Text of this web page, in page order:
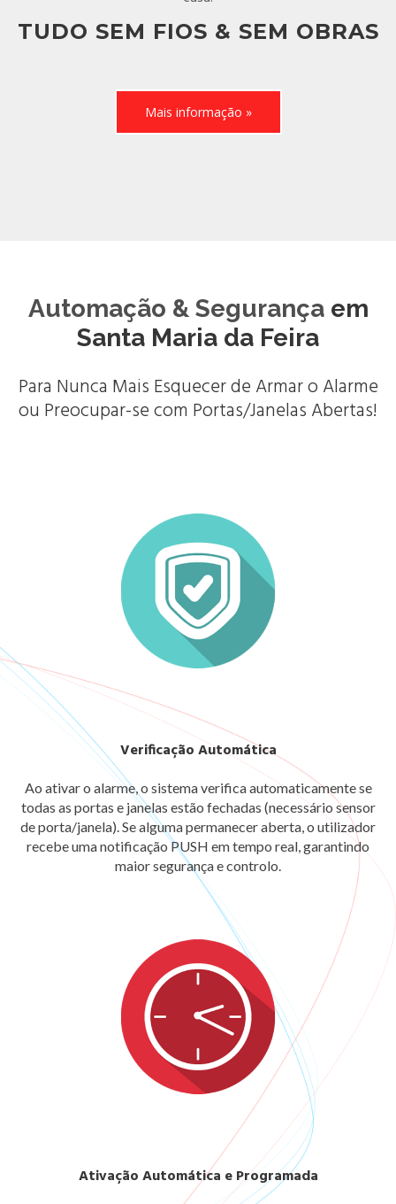
TUDO SEM FIOS & SEM OBRAS
Mais informação »
Automação & Segurançaem
Santa Maria da Feira
Para Nunca Mais Esquecer de Armar o Alarme
ou Preocupar-se com Portas/Janelas Abertas!
Verificação Automática
Ao ativar o alarme, o sistema verifica automaticamente se
todas as portas e janelas estão fechadas (necessário sensor
de porta/janela). Se alguma permanecer aberta, o utilizador
recebe uma notificação PUSH em tempo real, garantindo
maior segurança e controlo.
Ativação Automática e Programada